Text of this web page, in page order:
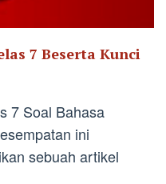
7 Beserta Kunci
7 Soal Bahasa
ini
sebuah artikel